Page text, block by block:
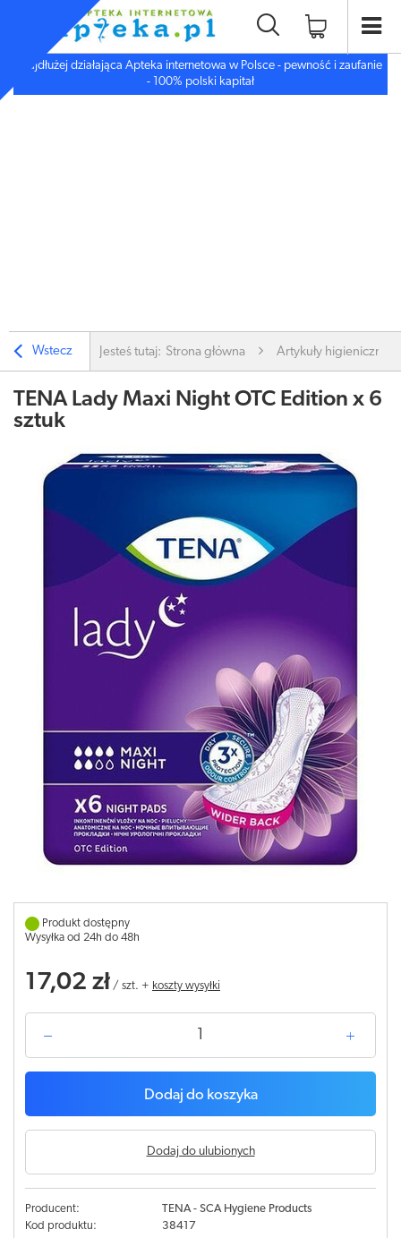
Najdłużej działająca Apteka internetowa w Polsce - pewność i zaufanie
- 100% polski kapitał
Wstecz Jesteś tutaj: Strona główna Artykuły higieniczne
TENA Lady Maxi Night OTC Edition x 6
sztuk
Produkt dostępny
Wysyłka od 24h do 48h
17,02 zł / szt. + koszty wysyłki
Dodaj do koszyka
Dodaj do ulubionych
Producent:
TENA - SCA Hygiene Products
Kod produktu:
38417